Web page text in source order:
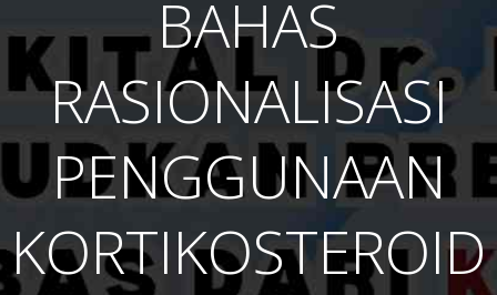
BAHAS
RASIONALISASI
PENGGUNAAN
KORTIKOSTEROID